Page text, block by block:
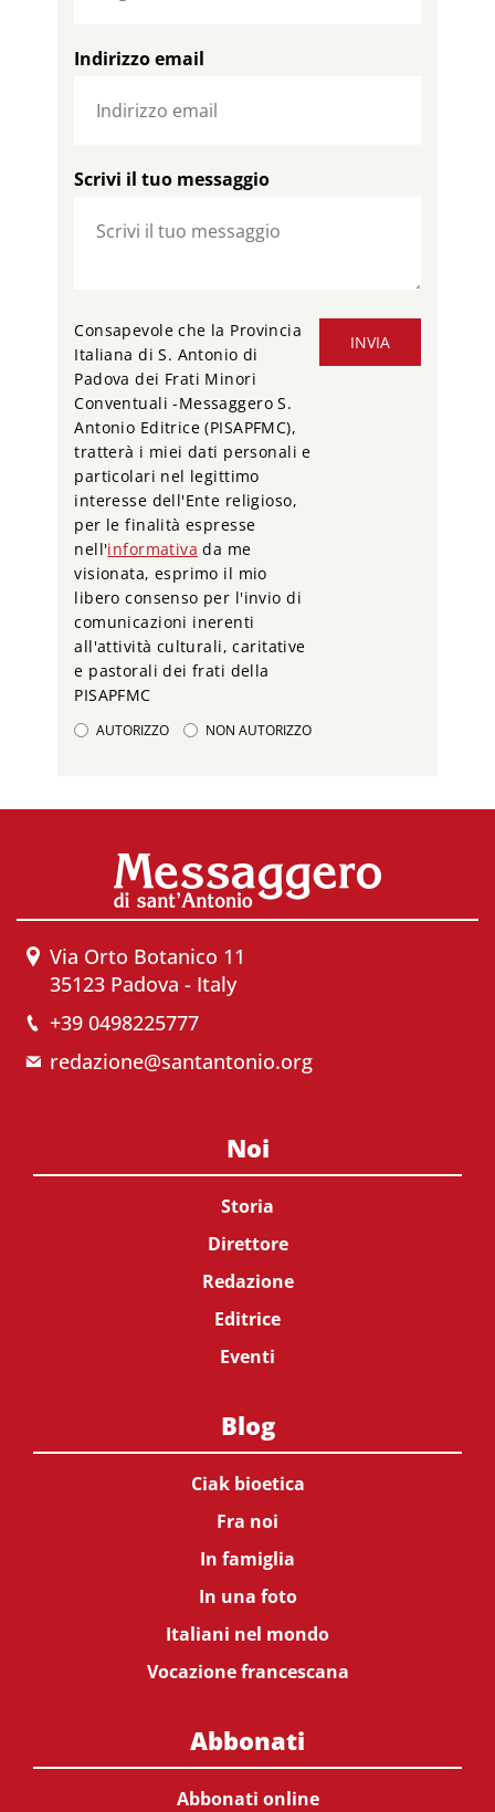
Indirizzo email
Scrivi il tuo messaggio
INVIA
Consapevole che la Provincia
Italiana di S. Antonio di
Padova dei Frati Minori
Conventuali -Messaggero S.
Antonio Editrice (PISAPFMC),
tratterà i miei dati personali e
particolari nel legittimo
interesse dell'Ente religioso,
per le finalità espresse
nell'informativa da me
visionata, esprimo il mio
libero consenso per l'invio di
comunicazioni inerenti
all'attività culturali, caritative
e pastorali dei frati della
PISAPFMC
AUTORIZZO NON AUTORIZZO
Via Orto Botanico 11
35123 Padova - Italy
+39 0498225777
redazione@santantonio.org
Noi
Storia
Direttore
Redazione
Editrice
Eventi
Blog
Ciak bioetica
Fra noi
In famiglia
In una foto
Italiani nel mondo
Vocazione francescana
Abbonati
Abbonati online